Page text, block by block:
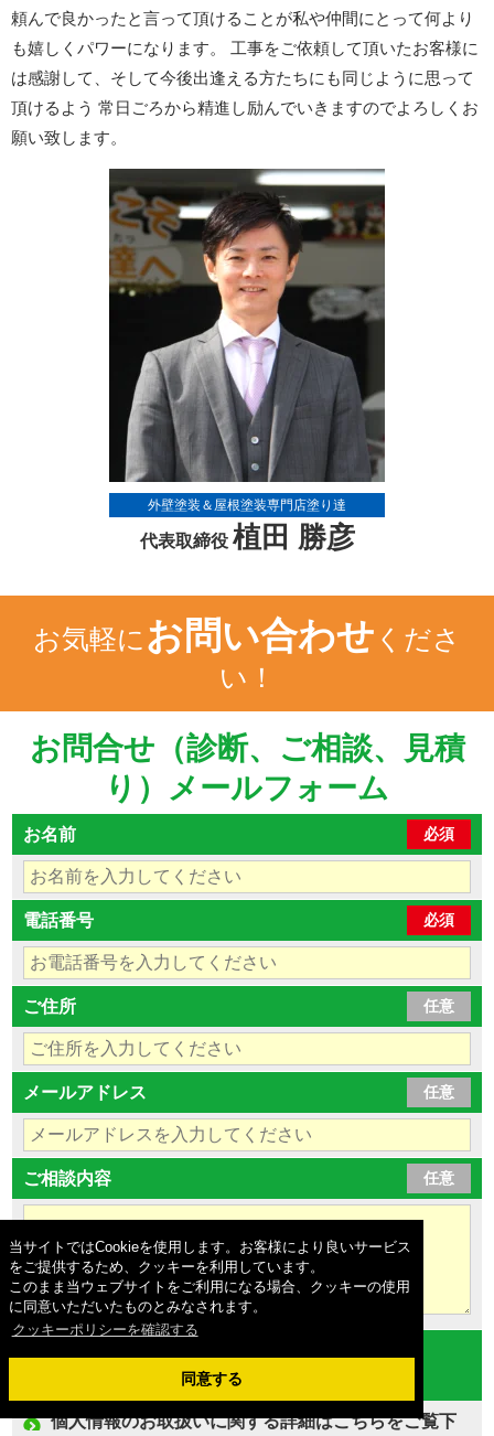
当サイトではCookieを使用します。お客様により良いサービス
をご提供するため、クッキーを利用しています。
このまま当ウェブサイトをご利用になる場合、クッキーの使用
に同意いただいたものとみなされます。
クッキーポリシーを確認する
同意する
頼んで良かったと言って頂けることが私や仲間にとって何より
も嬉しくパワーになります。 工事をご依頼して頂いたお客様に
は感謝して、そして今後出逢える方たちにも同じように思って
頂けるよう 常日ごろから精進し励んでいきますのでよろしくお
願い致します。
外壁塗装＆屋根塗装専門店塗り達
代表取締役 植田 勝彦
お気軽に お問い合わせ くださ
い！
お問合せ（診断、ご相談、見積
り）メールフォーム
お名前 必須
電話番号 必須
ご住所 任意
メールアドレス 任意
ご相談内容 任意
個人情報のお取扱いに関する詳細はこちらをご覧下